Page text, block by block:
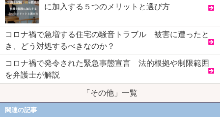
に加入する５つのメリットと選び方
コロナ禍で急増する住宅の騒音トラブル 被害に遭ったと
き、どう対処するべきなのか？
コロナ禍で発令された緊急事態宣言 法的根拠や制限範囲
を弁護士が解説
「その他」一覧
関連の記事